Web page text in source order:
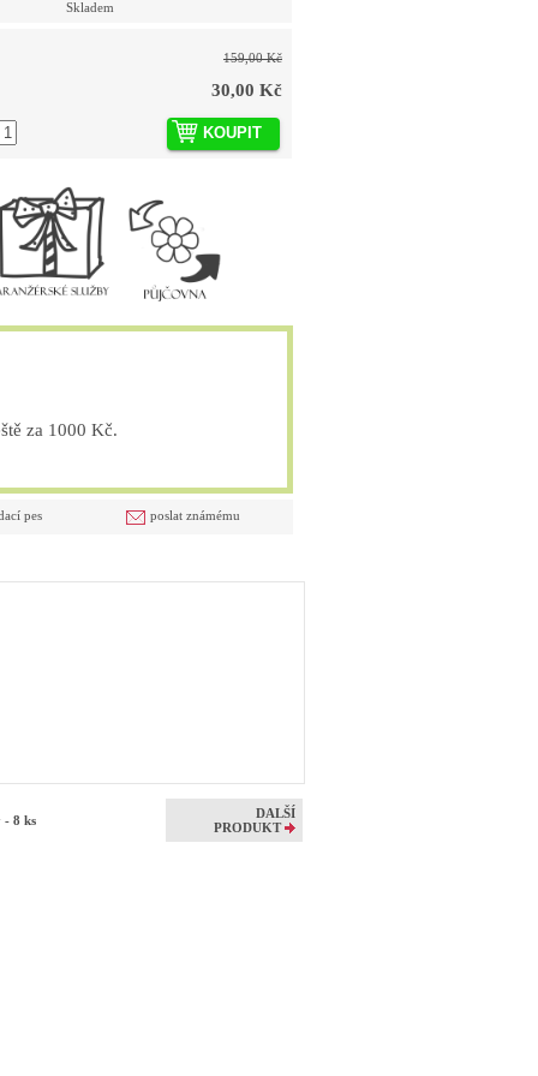
Skladem
159,00 Kč
30,00 Kč
KOUPIT
za 1000 Kč.
poslat známému
pes
- 8 ks
DALŠÍ
PRODUKT